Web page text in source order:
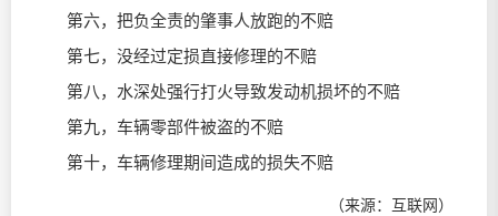
第六，把负全责的肇事人放跑的不赔
第七，没经过定损直接修理的不赔
第八，水深处强行打火导致发动机损坏的不赔
第九，车辆零部件被盗的不赔
第十，车辆修理期间造成的损失不赔
（来源：互联网）